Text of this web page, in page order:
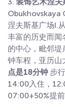
Obukhovskaya
涅夫斯基广场I.
丰富的历史而
的中心，毗邻
钟车程，亚历山
点是18分钟 步
14:00入住，
07:00+50%提